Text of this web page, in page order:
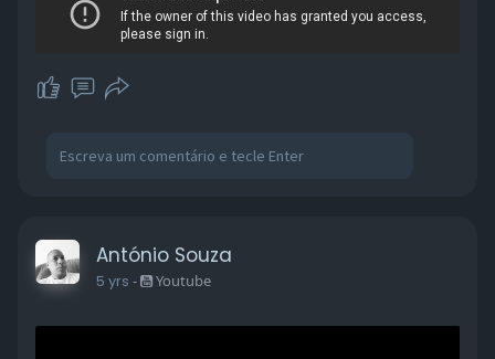
António Souza
5 yrs - Youtube